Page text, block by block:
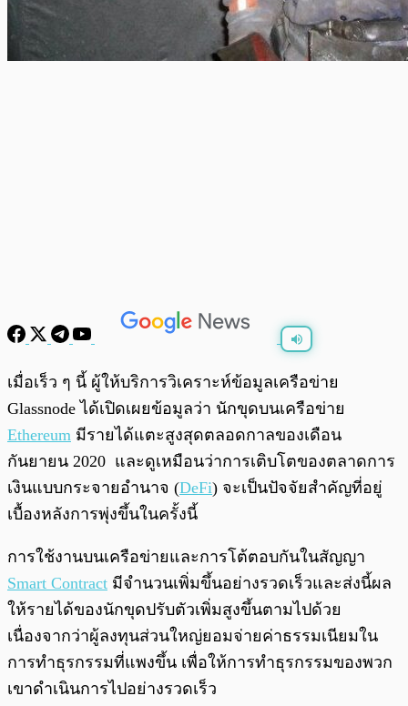
พร้อมเล่น 0:00
เมื่อเร็ว ๆ นี้ ผู้ให้บริการวิเคราะห์ข้อมูลเครือข่าย
Glassnode ได้เปิดเผยข้อมูลว่า นักขุดบนเครือข่าย
Ethereum มีรายได้แตะสูงสุดตลอดกาลของเดือน
กันยายน 2020 และดูเหมือนว่าการเติบโตของตลาดการ
เงินแบบกระจายอำนาจ (DeFi) จะเป็นปัจจัยสำคัญที่อยู่
เบื้องหลังการพุ่งขึ้นในครั้งนี้
การใช้งานบนเครือข่ายและการโต้ตอบกันในสัญญา
Smart Contract มีจำนวนเพิ่มขึ้นอย่างรวดเร็วและส่งนี้ผล
ให้รายได้ของนักขุดปรับตัวเพิ่มสูงขึ้นตามไปด้วย
เนื่องจากว่าผู้ลงทุนส่วนใหญ่ยอมจ่ายค่าธรรมเนียมใน
การทำธุรกรรมที่แพงขึ้น เพื่อให้การทำธุรกรรมของพวก
เขาดำเนินการไปอย่างรวดเร็ว